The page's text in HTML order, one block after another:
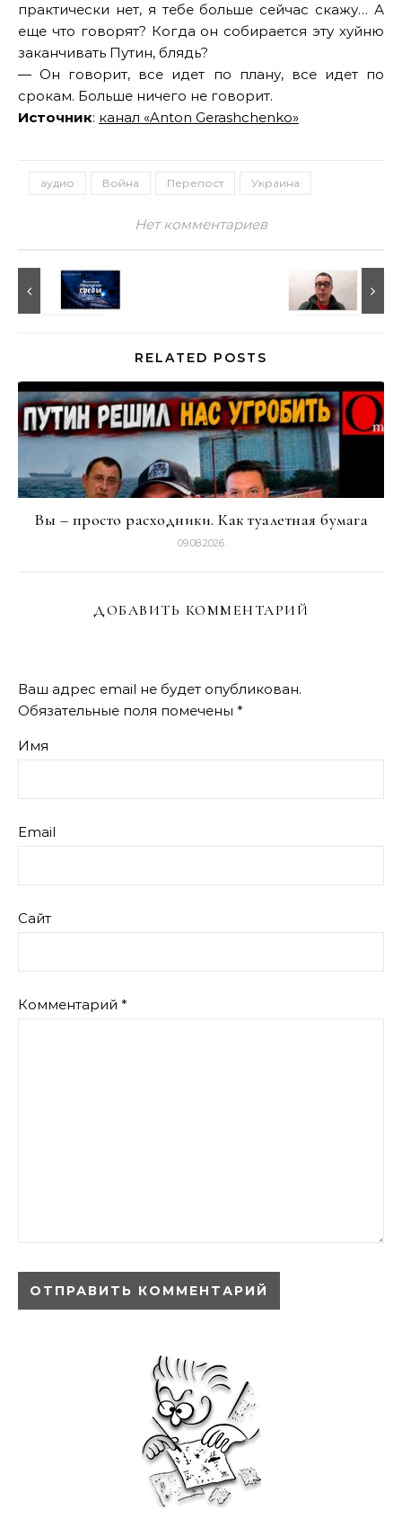
практически нет, я тебе больше сейчас скажу… А
еще что говорят? Когда он собирается эту хуйню
заканчивать Путин, блядь?
— Он говорит, все идет по плану, все идет по
срокам. Больше ничего не говорит.
Источник: канал «Anton Gerashchenko»
аудио Война Перепост Украина
Нет комментариев
RELATED POSTS
Вы – просто расходники. Как туалетная бумага
09.08.2026
ДОБАВИТЬ КОММЕНТАРИЙ
Ваш адрес email не будет опубликован.
Обязательные поля помечены *
Имя
Email
Сайт
Комментарий *